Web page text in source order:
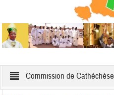
Commission de Cathéchèse